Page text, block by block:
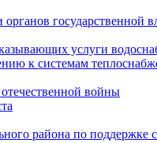
государственной
услуги
к системам
войны
района по поддержке